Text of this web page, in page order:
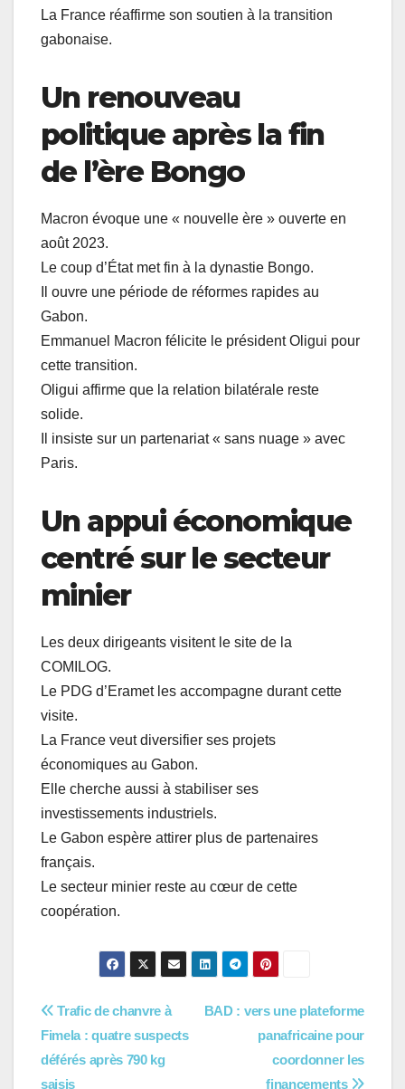
La France réaffirme son soutien à la transition
gabonaise.
Un renouveau
politique après la fin
de l’ère Bongo
Macron évoque une « nouvelle ère » ouverte en
août 2023.
Le coup d’État met fin à la dynastie Bongo.
Il ouvre une période de réformes rapides au
Gabon.
Emmanuel Macron félicite le président Oligui pour
cette transition.
Oligui affirme que la relation bilatérale reste
solide.
Il insiste sur un partenariat « sans nuage » avec
Paris.
Un appui économique
centré sur le secteur
minier
Les deux dirigeants visitent le site de la
COMILOG.
Le PDG d’Eramet les accompagne durant cette
visite.
La France veut diversifier ses projets
économiques au Gabon.
Elle cherche aussi à stabiliser ses
investissements industriels.
Le Gabon espère attirer plus de partenaires
français.
Le secteur minier reste au cœur de cette
coopération.
Navigation
de
BAD : vers une plateforme
panafricaine pour
coordonner les
financements
Trafic de chanvre à
Fimela : quatre suspects
déférés après 790 kg
saisis